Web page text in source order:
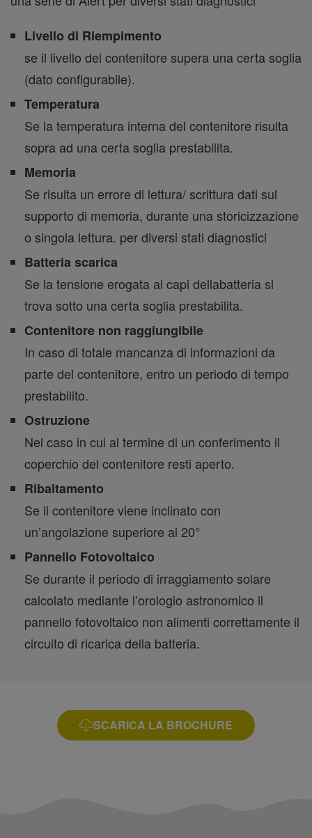
Livello di Riempimento
se il livello del contenitore supera una certa soglia
(dato configurabile).
Temperatura
Se la temperatura interna del contenitore risulta
sopra ad una certa soglia prestabilita.
Memoria
Se risulta un errore di lettura/ scrittura dati sul
supporto di memoria, durante una storicizzazione
o singola lettura. per diversi stati diagnostici
Batteria scarica
Se la tensione erogata ai capi dellabatteria si
trova sotto una certa soglia prestabilita.
Contenitore non raggiungibile
In caso di totale mancanza di informazioni da
parte del contenitore, entro un periodo di tempo
prestabilito.
Ostruzione
Nel caso in cui al termine di un conferimento il
coperchio del contenitore resti aperto.
Ribaltamento
Se il contenitore viene inclinato con
un’angolazione superiore ai 20°
Pannello Fotovoltaico
Se durante il periodo di irraggiamento solare
calcolato mediante l’orologio astronomico il
pannello fotovoltaico non alimenti correttamente il
circuito di ricarica della batteria.
SCARICA LA BROCHURE